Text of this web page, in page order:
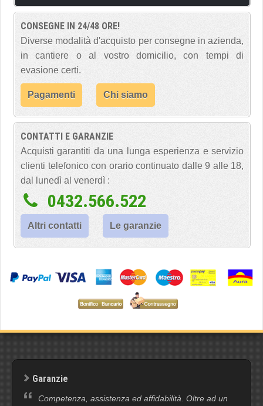
CONSEGNE IN 24/48 ORE!
Diverse modalità d'acquisto per consegne in azienda,
in cantiere o al vostro domicilio, con tempi di
evasione certi.
Pagamenti Chi siamo
CONTATTI E GARANZIE
Acquisti garantiti da una lunga esperienza e servizio
clienti telefonico con orario continuato dalle 9 alle 18,
dal lunedì al venerdì :
0432.566.522
Altri contatti Le garanzie
Garanzie
Competenza, assistenza ed affidabilità. Oltre ad un